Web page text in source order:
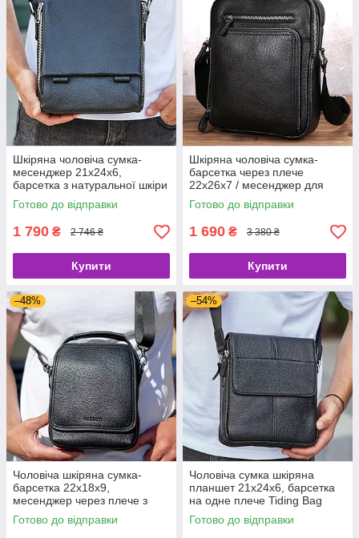
Шкіряна чоловіча сумка-
месенджер 21x24x6,
барсетка з натуральної шкіри
Tiding Bag 9389 чорна, 9389.
Готово до відправки
1 790 ₴ 2 746 ₴
Купити
Шкіряна чоловіча сумка-
барсетка через плече
22х26х7 / месенджер для
телефону та документів,
чорний, A25-1278C.
Готово до відправки
1 690 ₴ 3 380 ₴
Купити
–48%
Чоловіча шкіряна сумка-
барсетка 22х18х9,
месенджер через плече з
ручкою TD-22011.
Готово до відправки
–54%
Чоловіча сумка шкіряна
планшет 21х24х6, барсетка
на одне плече Tiding Bag
M1254A чорна
Готово до відправки